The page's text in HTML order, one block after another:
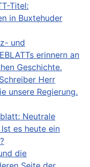
Titel:
in Buxtehuder
und
erinnern an
Geschichte.
Herr
unsere Regierung.
Neutrale
es heute ein
die